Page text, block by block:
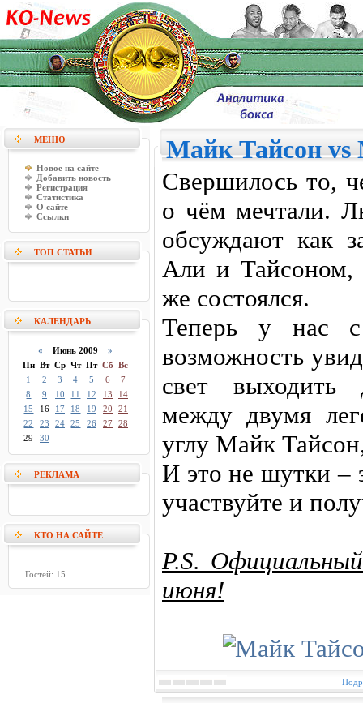
МЕНЮ
Новое на сайте
Добавить новость
Регистрация
Статистика
О сайте
Ссылки
ТОП СТАТЬИ
КАЛЕНДАРЬ
« Июнь 2009 »
Пн Вт Ср Чт Пт Сб Вс
1
2 3 4 5 6
7
8
9 10 11 12 13
14
15
16 17 18 19 20
21
22
23 24 25 26 27
28
29
30
РЕКЛАМА
КТО НА САЙТЕ
Гостей: 15
Майк Тайсон
Свершилось то,
о чём мечтали.
обсуждают как
Али и Тайсоном,
же состоялся.
Теперь у нас с
возможность
свет выходить
между двумя
углу Майк
И это не шутки –
участвуйте и
P.S.
июня!